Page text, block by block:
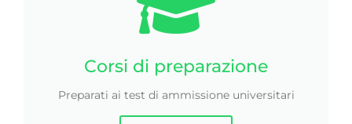
Corsi di preparazione
Preparati ai test di ammissione universitari